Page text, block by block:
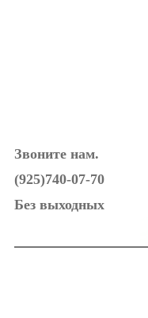
Звоните нам.
(925)740-07-70
Без выходных